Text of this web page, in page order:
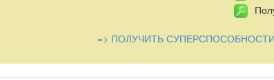
=> ПОЛУЧИТЬ